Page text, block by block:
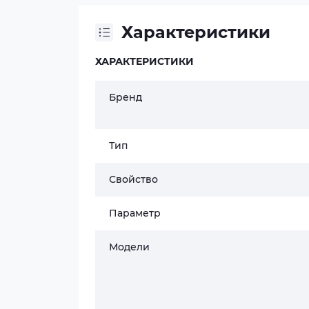
Характеристики
ХАРАКТЕРИСТИКИ
Бренд
Тип
Свойство
Параметр
Модели